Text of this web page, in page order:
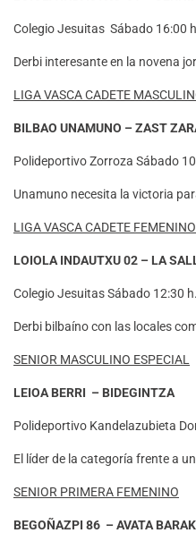
Colegio Jesuitas Sábado 16:00
Derbi interesante en la novena
LIGA VASCA CADETE
BILBAO UNAMUNO – ZAST
Polideportivo Zorroza Sábado
Unamuno necesita la victoria
LIGA VASCA CADETE FEMENINO
LOIOLA INDAUTXU 02 – LA
Colegio Jesuitas Sábado 12:30 h.
Derbi bilbaíno con las locales
SENIOR MASCULINO ESPECIAL
LEIOA BERRI – BIDEGINTZA
Polideportivo Kandelazubieta
El líder de la categoría frente a
SENIOR PRIMERA FEMENINO
BEGOÑAZPI 86 – AVATA